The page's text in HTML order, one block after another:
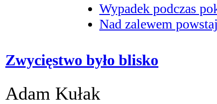
Wypadek podczas
Nad zalewem
Zwycięstwo było blisko
Adam Kułak